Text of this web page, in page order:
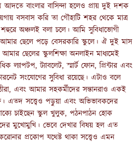
বাংলার বাসিন্দা হলেও প্রায় দুই দশক
বসবাস করি তা গৌহাটি শহর থেকে মাত্র
অঞ্চলই বলা চলে। আমি সুবিধাভোগী
ছেলে পড়ে বেসরকারি স্কুলে। ঐ দুই মাস
ছেলের স্কুলশিক্ষা অনলাইন মাধ্যমেই
ল্যাপটপ, ট্যাবলেট, স্মার্ট ফোন, প্রিন্টার এবং
সংযোগের সুবিধা রয়েছে। এটাও বলে
এবং আমার সহকর্মীদের সন্তানরাও একই
এতদ সত্ত্বেও পড়ুয়া এবং অভিভাবকদের
চাইছেন স্কুল খুলুক, পঠনপাঠন হোক
মুখোমুখি। ভেবে দেখার বিষয় হল এত
প্রকোপ যথেষ্ট থাকা সত্ত্বেও এমন